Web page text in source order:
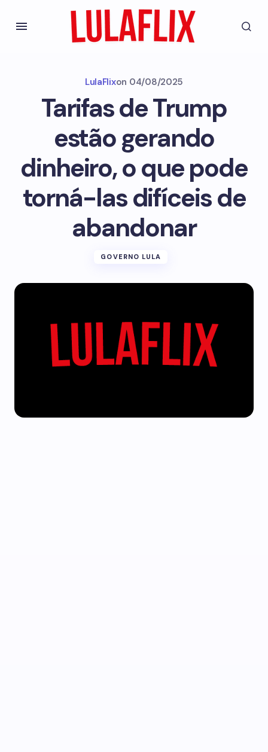
LulaFlixon 04/08/2025
Tarifas de Trump
estão gerando
dinheiro, o que pode
torná-las difíceis de
abandonar
GOVERNO LULA